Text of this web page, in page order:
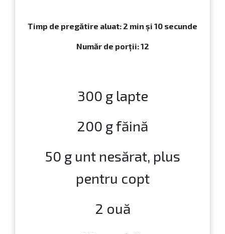
Timp de pregătire aluat: 2 min și 10 secunde
Număr de porții: 12
300 g lapte
200 g făină
50 g unt nesărat, plus
pentru copt
2 ouă